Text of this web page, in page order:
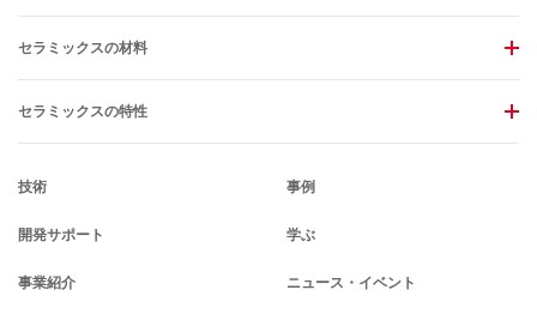
セラミックスの材料
セラミックスの特性
技術 事例
開発サポート 学ぶ
事業紹介 ニュース・イベント